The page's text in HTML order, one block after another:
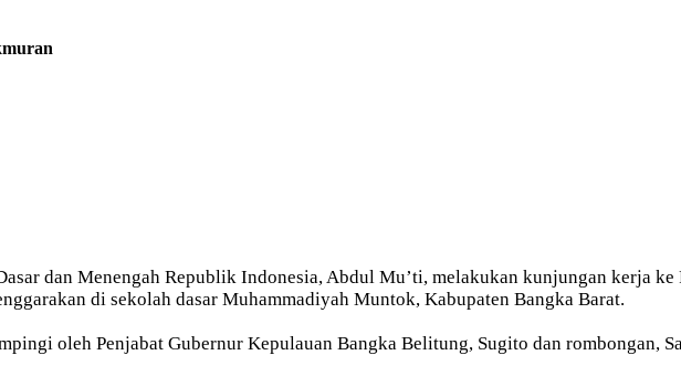
dan Menengah Republik Indonesia, Abdul Mu’ti, melakukan kunjungan kerja
di sekolah dasar Muhammadiyah Muntok, Kabupaten Bangka Barat.
oleh Penjabat Gubernur Kepulauan Bangka Belitung, Sugito dan rombongan,